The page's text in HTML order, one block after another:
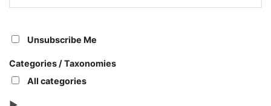
commencer
Unsubscribe Me
Categories / Taxonomies
All categories